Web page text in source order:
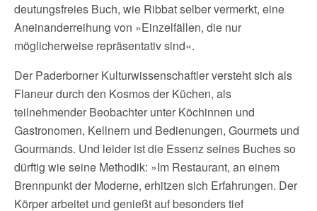
deutungsfreies Buch, wie Ribbat selber vermerkt, eine
Aneinanderreihung von »Einzelfällen, die nur
möglicherweise repräsentativ sind«.
Der Paderborner Kulturwissenschaftler versteht sich als
Flaneur durch den Kosmos der Küchen, als
teilnehmender Beobachter unter Köchinnen und
Gastronomen, Kellnern und Bedienungen, Gourmets und
Gourmands. Und leider ist die Essenz seines Buches so
dürftig wie seine Methodik: »Im Restaurant, an einem
Brennpunkt der Moderne, erhitzen sich Erfahrungen. Der
Körper arbeitet und genießt auf besonders tief